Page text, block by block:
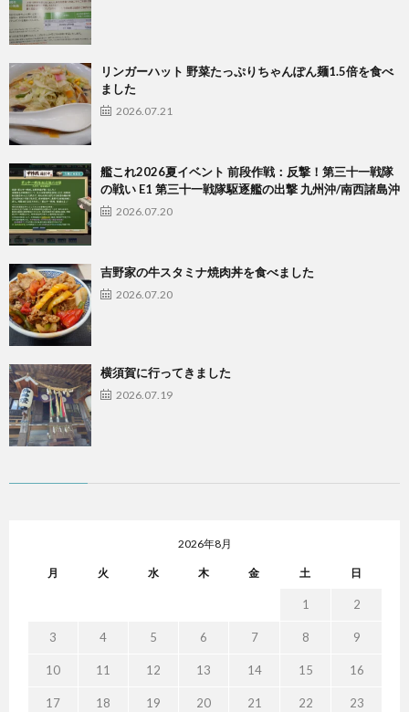
リンガーハット 野菜たっぷりちゃんぽん麺1.5倍を食べ
ました
2026.07.21
艦これ2026夏イベント 前段作戦：反撃！第三十一戦隊
の戦い E1 第三十一戦隊駆逐艦の出撃 九州沖/南西諸島沖
2026.07.20
吉野家の牛スタミナ焼肉丼を食べました
2026.07.20
横須賀に行ってきました
2026.07.19
2026年8月
月 火 水 木 金 土 日
1 2
3 4 5 6 7 8 9
10 11 12 13 14 15 16
17 18 19 20 21 22 23